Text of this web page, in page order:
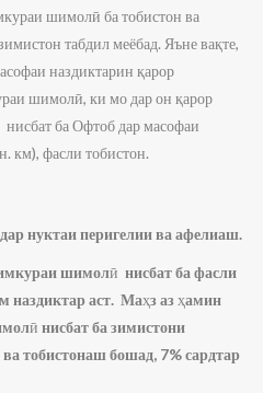
шимолӣ ба тобистон ва
табдил меёбад. Яъне вақте,
наздиктарин қарор
шимолӣ, ки мо дар он қарор
нисбат ба Офтоб дар масофаи
км), фасли тобистон.
нуктаи перигелии ва афелиаш.
шимолӣ нисбат ба фасли
наздиктар аст. Маҳз аз ҳамин
ӣ нисбат ба зимистони
тобистонаш бошад, 7% сардтар